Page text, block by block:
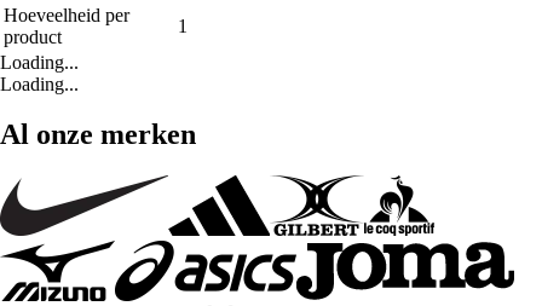
Hoeveelheid per
product
1
Loading...
Loading...
Al onze merken